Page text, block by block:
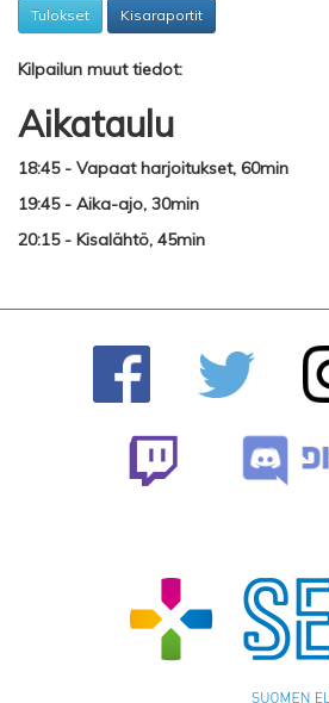
Tulokset Kisaraportit
Kilpailun muut tiedot:
Aikataulu
18:45 - Vapaat harjoitukset, 60min
19:45 - Aika-ajo, 30min
20:15 - Kisalähtö, 45min